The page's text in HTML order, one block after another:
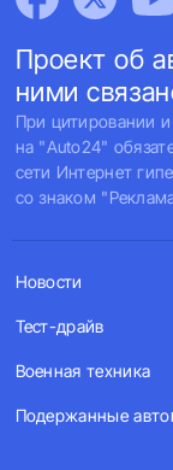
Проект об
ними
При цитировании
на "Auto24"
сети Интернет
со знаком
Новости
Тест-драйв
Военная техника
Подержанные